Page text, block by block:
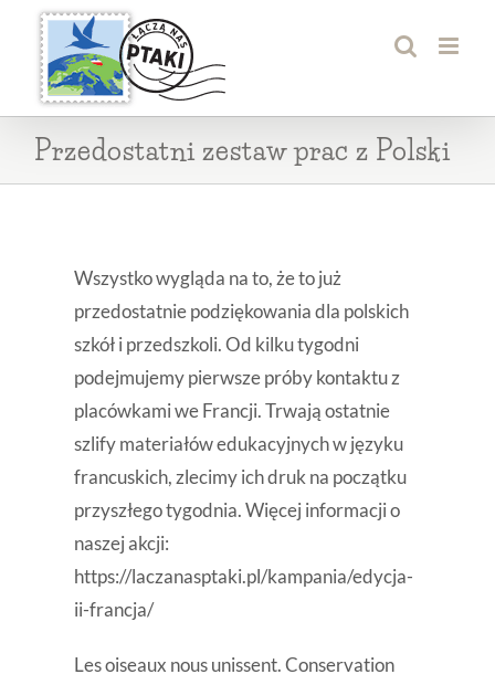
Przejdź
zawartości
Przedostatni zestaw prac z Polski
Wszystko wygląda na to, że to już
przedostatnie podziękowania dla polskich
szkół i przedszkoli. Od kilku tygodni
podejmujemy pierwsze próby kontaktu z
placówkami we Francji. Trwają ostatnie
szlify materiałów edukacyjnych w języku
francuskich, zlecimy ich druk na początku
przyszłego tygodnia. Więcej informacji o
naszej akcji:
https://laczanasptaki.pl/kampania/edycja-
ii-francja/
Les oiseaux nous unissent. Conservation